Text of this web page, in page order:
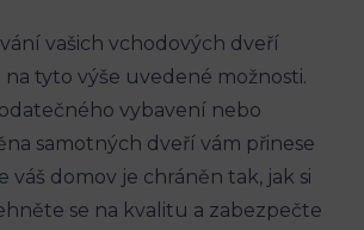
vašich vchodových dveří
tyto výše uvedené možnosti.
vybavení nebo
samotných dveří vám přinese
váš domov je chráněn tak, jak si
se na kvalitu a zabezpečte